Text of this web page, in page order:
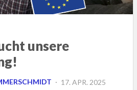
unsere
POSTED
17. APR. 2025